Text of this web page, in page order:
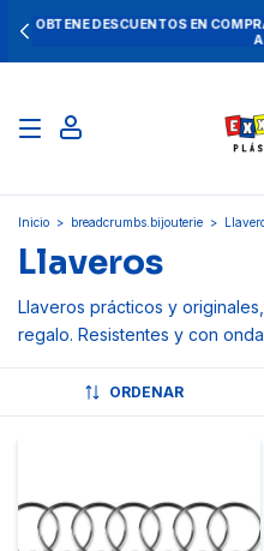
OBTENE DESCUENTOS EN
Inicio > breadcrumbs.bijouterie >
Llaveros
Llaveros prácticos y
regalo. Resistentes y con
ORDENAR